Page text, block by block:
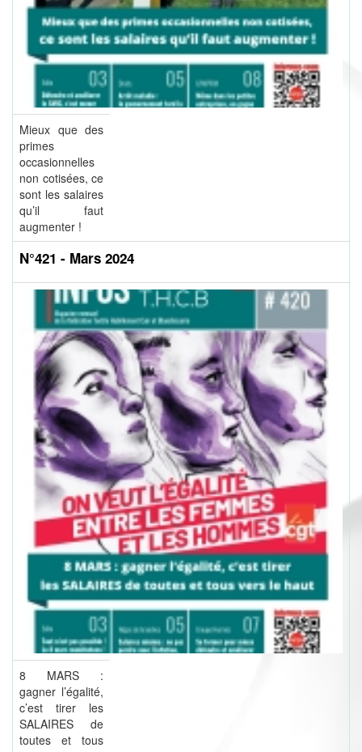
Mieux que des
primes
occasionnelles
non cotisées, ce
sont les salaires
qu’il faut
augmenter !
N°421 - Mars 2024
8 MARS :
gagner l’égalité,
c’est tirer les
SALAIRES de
toutes et tous